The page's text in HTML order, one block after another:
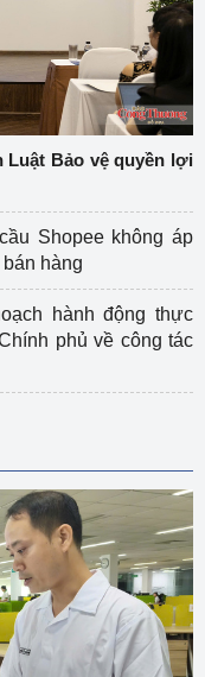
Luật Bảo vệ quyền lợi
Shopee không áp
hàng
hành động thực
phủ về công tác